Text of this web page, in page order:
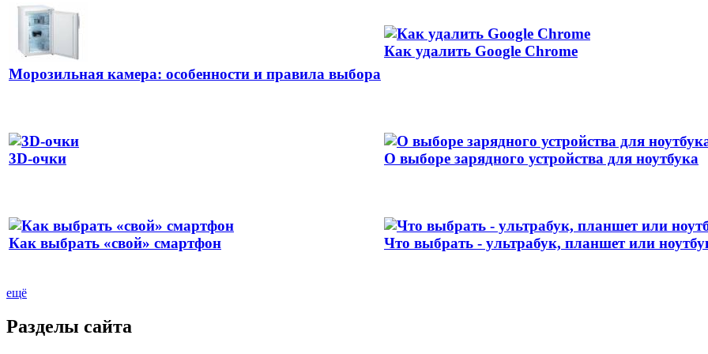
Морозильная камера: особенности и правила выбора
Как удалить Google Chrome
3D-очки О выборе зарядного устройства для ноутбука
Как выбрать «свой» смартфон Что выбрать - ультрабук, планшет или
ещё
Разделы сайта